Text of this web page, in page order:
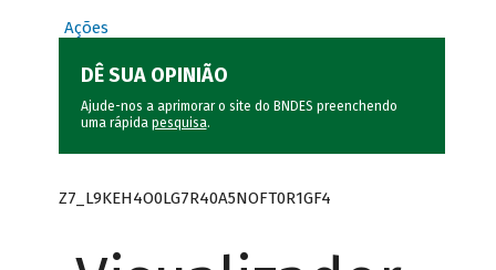
Ações
DÊ SUA OPINIÃO
Ajude-nos a aprimorar o site do BNDES preenchendo
uma rápida pesquisa.
Z7_L9KEH4O0LG7R40A5NOFT0R1GF4